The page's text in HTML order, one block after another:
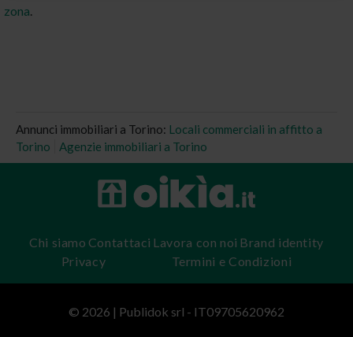
zona.
Annunci immobiliari a Torino: Locali commerciali in affitto a
Torino
Agenzie immobiliari a Torino
Chi siamo Contattaci Lavora con noi Brand identity
Privacy
Termini e Condizioni
© 2026 | Publidok srl - IT09705620962